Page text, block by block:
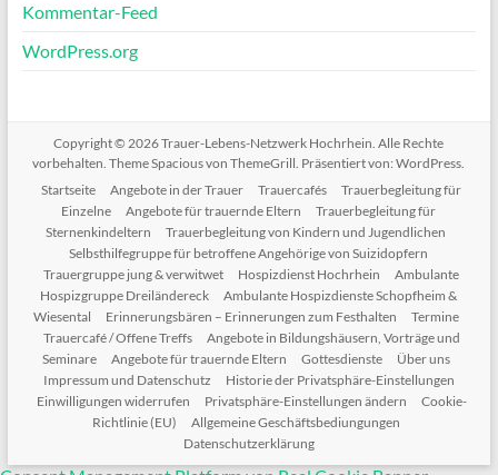
Kommentar-Feed
WordPress.org
Copyright © 2026Trauer-Lebens-Netzwerk Hochrhein. Alle Rechte
vorbehalten. ThemeSpaciousvon ThemeGrill. Präsentiert von:WordPress.
Startseite
Angebote in der Trauer Trauercafés
Trauerbegleitung für
Einzelne
Angebote für trauernde Eltern
Trauerbegleitung für
Sternenkindeltern
Trauerbegleitung von Kindern und Jugendlichen
Selbsthilfegruppe für betroffene Angehörige von Suizidopfern
Trauergruppe jung & verwitwet
Hospizdienst Hochrhein
Ambulante
Hospizgruppe Dreiländereck
Ambulante Hospizdienste Schopfheim &
Wiesental
Erinnerungsbären – Erinnerungen zum Festhalten
Termine
Trauercafé / Offene Treffs
Angebote in Bildungshäusern, Vorträge und
Seminare
Angebote für trauernde Eltern Gottesdienste
Über uns
Impressum und Datenschutz
Historie der Privatsphäre-Einstellungen
Einwilligungen widerrufen
Privatsphäre-Einstellungen ändern
Cookie-
Richtlinie (EU)
Allgemeine Geschäftsbediungungen
Datenschutzerklärung